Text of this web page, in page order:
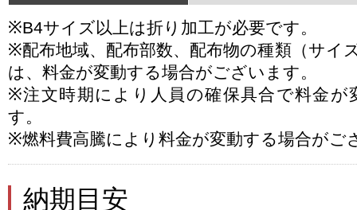
※B4サイズ以上は折り加工が必要です。
※配布地域、配布部数、配布物の種類（サイ
は、料金が変動する場合がございます。
※注文時期により人員の確保具合で料金が
す。
※燃料費高騰により料金が変動する場合がご
納期目安